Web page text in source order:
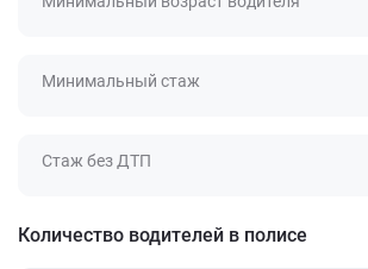
Минимальный стаж
Стаж без ДТП
Количество водителей в полисе